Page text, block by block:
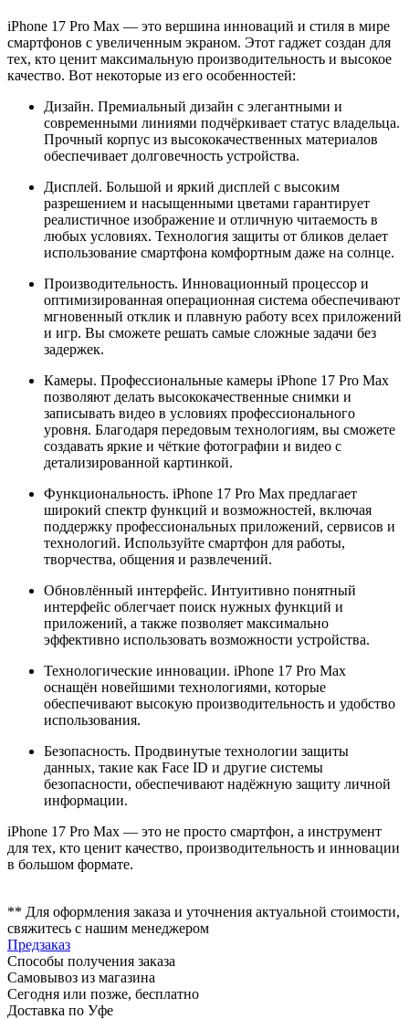
iPhone 17 Pro Max — это вершина инноваций и стиля в мире
смартфонов с увеличенным экраном. Этот гаджет создан для
тех, кто ценит максимальную производительность и высокое
качество. Вот некоторые из его особенностей:
Дизайн. Премиальный дизайн с элегантными и
современными линиями подчёркивает статус владельца.
Прочный корпус из высококачественных материалов
обеспечивает долговечность устройства.
Дисплей. Большой и яркий дисплей с высоким
разрешением и насыщенными цветами гарантирует
реалистичное изображение и отличную читаемость в
любых условиях. Технология защиты от бликов делает
использование смартфона комфортным даже на солнце.
Производительность. Инновационный процессор и
оптимизированная операционная система обеспечивают
мгновенный отклик и плавную работу всех приложений
и игр. Вы сможете решать самые сложные задачи без
задержек.
Камеры. Профессиональные камеры iPhone 17 Pro Max
позволяют делать высококачественные снимки и
записывать видео в условиях профессионального
уровня. Благодаря передовым технологиям, вы сможете
создавать яркие и чёткие фотографии и видео с
детализированной картинкой.
Функциональность. iPhone 17 Pro Max предлагает
широкий спектр функций и возможностей, включая
поддержку профессиональных приложений, сервисов и
технологий. Используйте смартфон для работы,
творчества, общения и развлечений.
Обновлённый интерфейс. Интуитивно понятный
интерфейс облегчает поиск нужных функций и
приложений, а также позволяет максимально
эффективно использовать возможности устройства.
Технологические инновации. iPhone 17 Pro Max
оснащён новейшими технологиями, которые
обеспечивают высокую производительность и удобство
использования.
Безопасность. Продвинутые технологии защиты
данных, такие как Face ID и другие системы
безопасности, обеспечивают надёжную защиту личной
информации.
iPhone 17 Pro Max — это не просто смартфон, а инструмент
для тех, кто ценит качество, производительность и инновации
в большом формате.
** Для оформления заказа и уточнения актуальной стоимости,
свяжитесь с нашим менеджером
Предзаказ
Способы получения заказа
Самовывоз из магазина
Сегодня или позже, бесплатно
Доставка по Уфе